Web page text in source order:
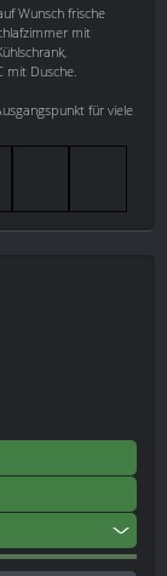
Wunsch frische
mit
mit Dusche.
für viele